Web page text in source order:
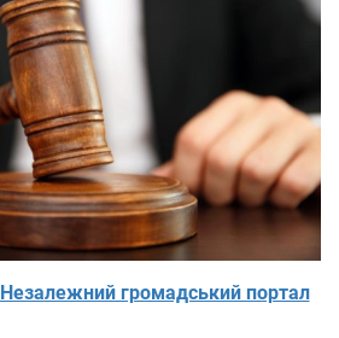
Незалежний громадський портал